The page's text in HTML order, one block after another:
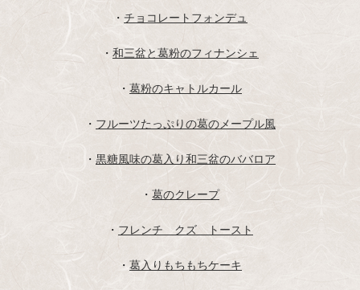
・ チョコレートフォンデュ
・ 和三盆と葛粉のフィナンシェ
・ 葛粉のキャトルカール
・ フルーツたっぷりの葛のメープル風
・ 黒糖風味の葛入り和三盆のババロア
・ 葛のクレープ
・ フレンチ クズ トースト
・ 葛入りもちもちケーキ